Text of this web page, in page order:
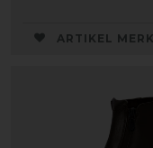
ARTIKEL